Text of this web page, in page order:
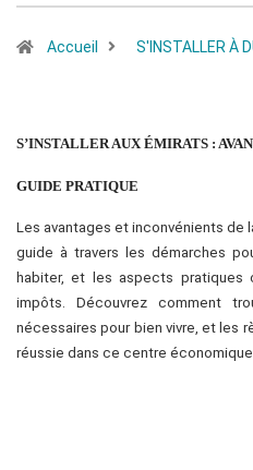
Accueil S'INSTALLER À
S’INSTALLER AUX ÉMIRATS :
GUIDE PRATIQUE
Les avantages et inconvénients de
guide à travers les démarches
habiter, et les aspects
impôts. Découvrez comment
nécessaires pour bien vivre, et les
réussie dans ce centre